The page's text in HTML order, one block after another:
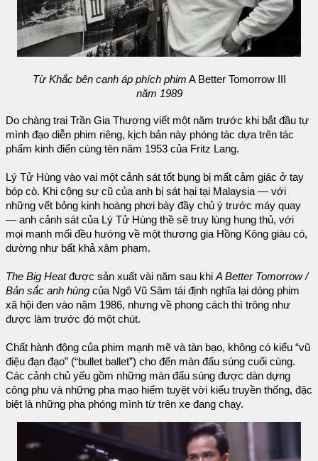
Từ Khắc bên cạnh áp phích phim A Better Tomorrow III
năm 1989
Do chàng trai Trần Gia Thượng viết một năm trước khi bắt đầu tự
mình đạo diễn phim riêng, kịch bản này phóng tác dựa trên tác
phẩm kinh điển cùng tên năm 1953 của Fritz Lang.
Lý Tử Hùng vào vai một cảnh sát tốt bụng bị mất cảm giác ở tay
bóp cò. Khi cộng sự cũ của anh bị sát hại tại Malaysia — với
những vết bỏng kinh hoàng phơi bày đầy chủ ý trước máy quay
— anh cảnh sát của Lý Tử Hùng thề sẽ truy lùng hung thủ, với
mọi manh mối đều hướng về một thương gia Hồng Kông giàu có,
dường như bất khả xâm phạm.
The Big Heatđược sản xuất vài năm sau khi A Better Tomorrow /
Bản sắc anh hùng của Ngô Vũ Sâm tái định nghĩa lại dòng phim
xã hội đen vào năm 1986, nhưng về phong cách thì trông như
được làm trước đó một chút.
Chất hành động của phim mạnh mẽ và tàn bạo, không có kiểu “vũ
điệu đạn đạo” (“bullet ballet”) cho đến màn đấu súng cuối cùng.
Các cảnh chủ yếu gồm những màn đấu súng được dàn dựng
công phu và những pha mạo hiểm tuyệt vời kiểu truyền thống, đặc
biệt là những pha phóng mình từ trên xe đang chạy.